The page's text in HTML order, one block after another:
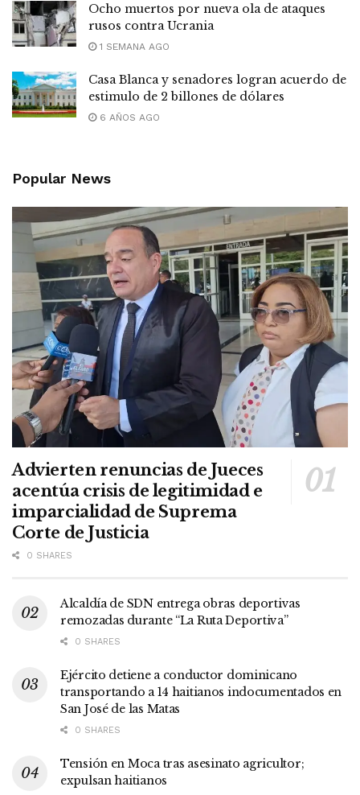
Ocho muertos por nueva ola de ataques
rusos contra Ucrania
1 SEMANA AGO
Casa Blanca y senadores logran acuerdo de
estimulo de 2 billones de dólares
6 AÑOS AGO
Popular News
Advierten renuncias de Jueces
acentúa crisis de legitimidad e
imparcialidad de Suprema
Corte de Justicia
0 SHARES
Alcaldía de SDN entrega obras deportivas
remozadas durante “La Ruta Deportiva”
0 SHARES
Ejército detiene a conductor dominicano
transportando a 14 haitianos indocumentados en
San José de las Matas
0 SHARES
Tensión en Moca tras asesinato agricultor;
expulsan haitianos